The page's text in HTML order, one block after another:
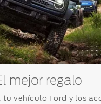
mejor regalo
tu vehículo Ford y los